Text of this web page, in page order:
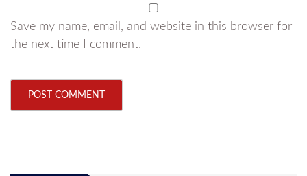
Save my name, email, and website in this browser for
the next time I comment.